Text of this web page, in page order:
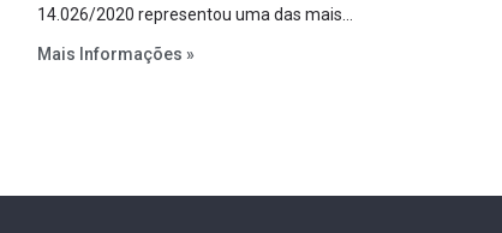
14.026/2020 representou uma das mais
estabelecer metas claras para a
mecanismos voltados à segurança jurídica dos
Mais Informações »